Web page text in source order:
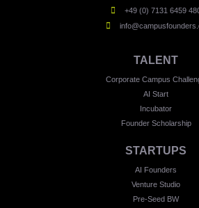
+49 (0) 7131 6459
TALENT
Corporate Campus
AI Start
Incubator
Founder Scholarship
STARTUPS
AI Founders
Venture Studio
Pre-Seed BW